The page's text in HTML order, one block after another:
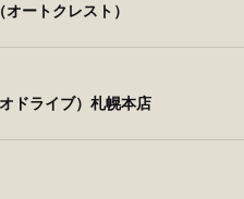
ートクレスト）
ドライブ）札幌本店